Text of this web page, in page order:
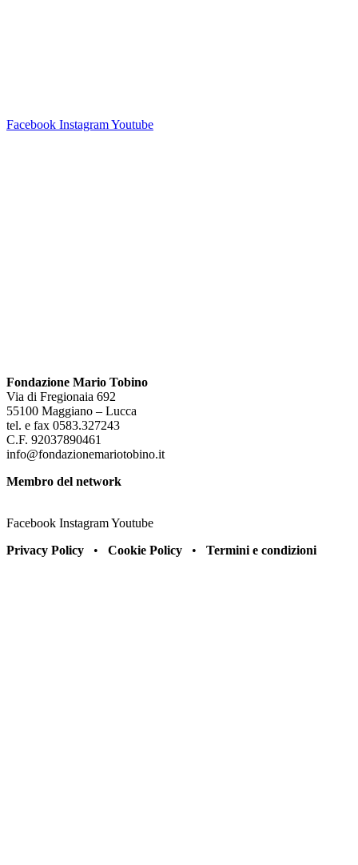
Facebook InstagramYoutube
Fondazione Mario Tobino
Via di Fregionaia 692
55100 Maggiano – Lucca
tel. e fax 0583.327243
C.F. 92037890461
info@fondazionemariotobino.it
Membro del network
Facebook InstagramYoutube
Privacy Policy • Cookie Policy • Termini e condizioni